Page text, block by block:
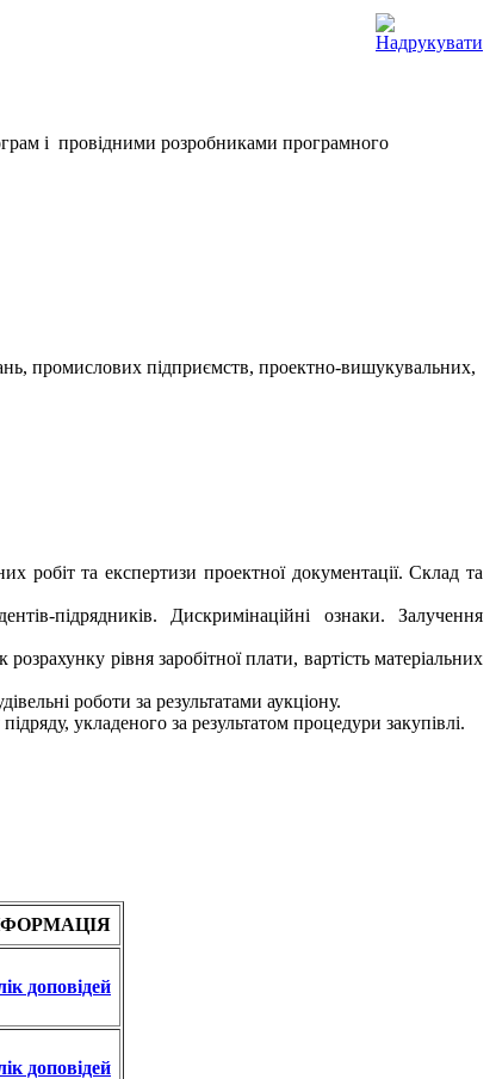
і провідними розробниками програмного
промислових підприємств, проектно-вишукувальних,
робіт та експертизи проектної документації. Склад та
підрядників. Дискримінаційні ознаки. Залучення
рівня заробітної плати, вартість матеріальних
роботи за результатами аукціону.
укладеного за результатом процедури закупівлі.
доповідей
доповідей